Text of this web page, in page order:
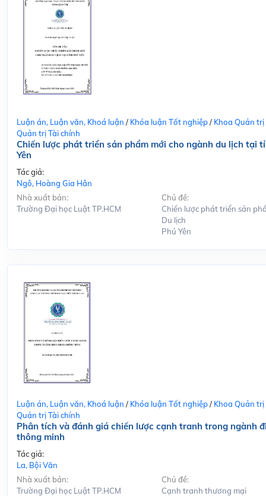
Luận án, Luận văn, Khoá luận / Khóa luận Tốt nghiệp/ Khoa Quản trị
Quản trị Tài chính
Chiến lược phát triển sản phẩm mới cho ngành du lịch tại
Yên
Tác giả:
Ngô, Hoàng Gia Hân
Nhà xuất bản:
Trường Đại học Luật TP.HCM
Chủ đề:
Chiến lược phát triển sản
Du lịch
Phú Yên
Luận án, Luận văn, Khoá luận / Khóa luận Tốt nghiệp/ Khoa Quản trị
Quản trị Tài chính
Phân tích và đánh giá chiến lược cạnh tranh trong ngành
thông minh
Tác giả:
La, Bội Văn
Nhà xuất bản:
Trường Đại học Luật TP.HCM
Chủ đề:
Cạnh tranh thương mại